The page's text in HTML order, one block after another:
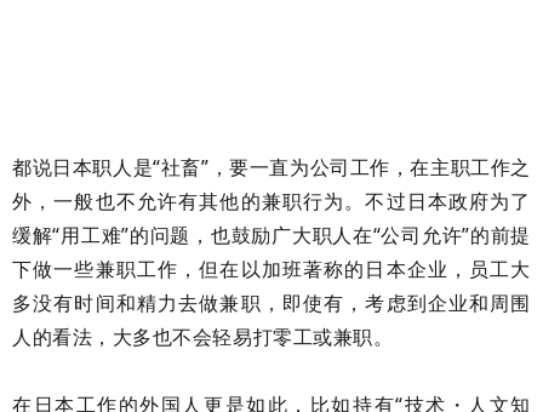
都说日本职人是“社畜”，要一直为公司工作，在主职工作之
外，一般也不允许有其他的兼职行为。不过日本政府为了
缓解“用工难”的问题，也鼓励广大职人在“公司允许”的前提
下做一些兼职工作，但在以加班著称的日本企业，员工大
多没有时间和精力去做兼职，即使有，考虑到企业和周围
人的看法，大多也不会轻易打零工或兼职。
在日本工作的外国人更是如此，比如持有“技术・人文知